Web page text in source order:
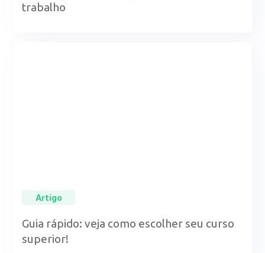
trabalho
Artigo
Guia rápido: veja como escolher seu curso
superior!